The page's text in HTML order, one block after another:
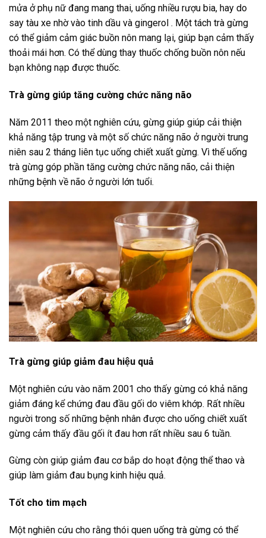
mửa ở phụ nữ đang mang thai, uống nhiều rượu bia, hay do
say tàu xe nhờ vào tinh dầu và gingerol . Một tách trà gừng
có thể giảm cảm giác buồn nôn mang lại, giúp bạn cảm thấy
thoải mái hơn. Có thể dùng thay thuốc chống buồn nôn nếu
bạn không nạp được thuốc.
Trà gừng giúp tăng cường chức năng não
Năm 2011 theo một nghiên cứu, gừng giúp giúp cải thiện
khả năng tập trung và một số chức năng não ở người trung
niên sau 2 tháng liên tục uống chiết xuất gừng. Vì thế uống
trà gừng góp phần tăng cường chức năng não, cải thiện
những bệnh về não ở người lớn tuổi.
Trà gừng giúp giảm đau hiệu quả
Một nghiên cứu vào năm 2001 cho thấy gừng có khả năng
giảm đáng kể chứng đau đầu gối do viêm khớp. Rất nhiều
người trong số những bệnh nhân được cho uống chiết xuất
gừng cảm thấy đầu gối ít đau hơn rất nhiều sau 6 tuần.
Gừng còn giúp giảm đau cơ bắp do hoạt động thể thao và
giúp làm giảm đau bụng kinh hiệu quả.
Tốt cho tim mạch
Một nghiên cứu cho rằng thói quen uống trà gừng có thể